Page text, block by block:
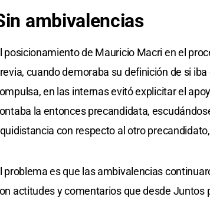
ambivalencias
posicionamiento de Mauricio Macri en el
cuando demoraba su definición de si
en las internas evitó explicitar el
la entonces precandidata,
con respecto al otro
problema es que las ambivalencias
actitudes y comentarios que desde Juntos